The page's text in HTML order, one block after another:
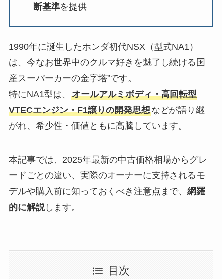
断基準を提供
1990年に誕生したホンダ初代NSX（型式NA1）
は、今なお世界中のクルマ好きを魅了し続ける国
産スーパーカーの金字塔”です。
特にNA1型は、 オールアルミボディ・高回転型
VTECエンジン・F1譲りの開発思想などが語り継
がれ、希少性・価値ともに高騰しています。
本記事では、2025年最新の中古価格相場からグレ
ードごとの違い、実際のオーナーに支持されるモ
デルや購入前に知っておくべき注意点まで、 網羅
的に解説します。
目次